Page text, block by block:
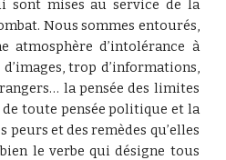
sont mises au service de la
Nous sommes entourés,
atmosphère d’intolérance à
trop d’informations,
la pensée des limites
toute pensée politique et la
et des remèdes qu’elles
le verbe qui désigne tous